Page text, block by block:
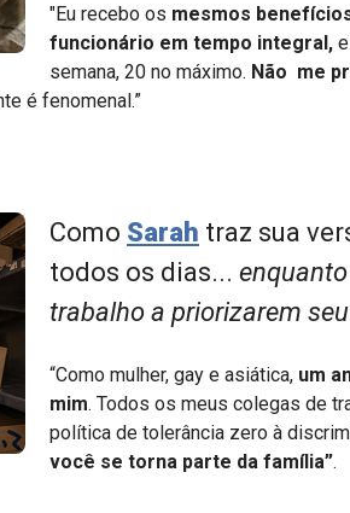
"Eu recebo os mesmos
funcionário em tempo integral,
semana, 20 no máximo. Não me
é fenomenal.”
Como Sarah traz sua
todos os dias...
trabalho a priorizarem
“Como mulher, gay e asiática, um
mim. Todos os meus colegas de
política de tolerância zero à
você se torna parte da família”.